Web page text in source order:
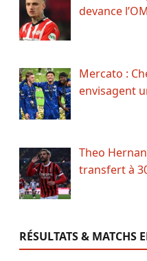
devance l’OM
Mercato :
envisagent
Theo
transfert à
RÉSULTATS & MATCHS